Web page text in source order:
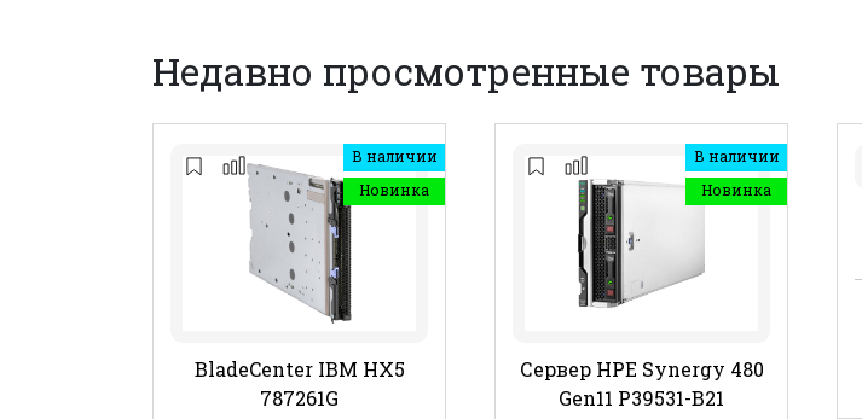
Недавно просмотренные товары
В наличии
Новинка
BladeCenter IBM HX5
787261G
В наличии
Новинка
Сервер HPE Synergy 480
Gen11 P39531-B21